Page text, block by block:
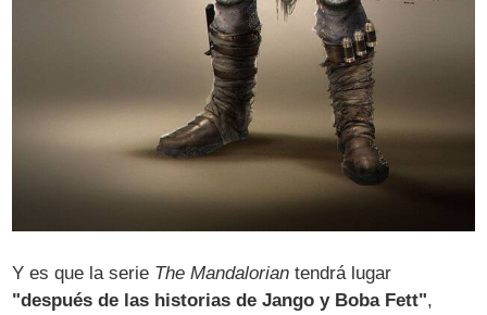
Y es que la serie The Mandalorian tendrá lugar
"después de las historias de Jango y Boba Fett",